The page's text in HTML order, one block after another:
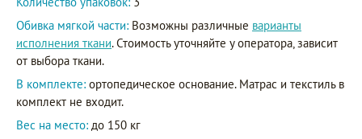
Обивка мягкой части: Возможны различные варианты
исполнения ткани. Стоимость уточняйте у оператора, зависит
от выбора ткани.
В комплекте: ортопедическое основание. Матрас и текстиль в
комплект не входит.
Вес на место: до 150 кг